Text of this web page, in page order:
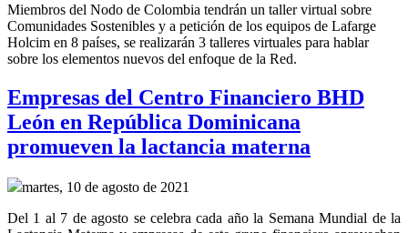
Miembros del Nodo de Colombia tendrán un taller virtual sobre
Comunidades Sostenibles y a petición de los equipos de Lafarge
Holcim en 8 países, se realizarán 3 talleres virtuales para hablar
sobre los elementos nuevos del enfoque de la Red.
Empresas del Centro Financiero BHD
León en República Dominicana
promueven la lactancia materna
martes, 10 de agosto de 2021
Del 1 al 7 de agosto se celebra cada año la Semana Mundial de la